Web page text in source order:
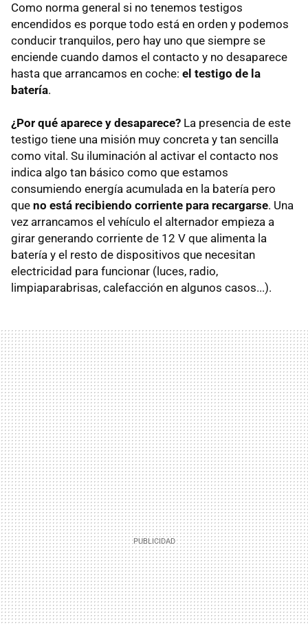
Como norma general si no tenemos testigos
encendidos es porque todo está en orden y podemos
conducir tranquilos, pero hay uno que siempre se
enciende cuando damos el contacto y no desaparece
hasta que arrancamos en coche: el testigo de la
batería.
¿Por qué aparece y desaparece? La presencia de este
testigo tiene una misión muy concreta y tan sencilla
como vital. Su iluminación al activar el contacto nos
indica algo tan básico como que estamos
consumiendo energía acumulada en la batería pero
que no está recibiendo corriente para recargarse. Una
vez arrancamos el vehículo el alternador empieza a
girar generando corriente de 12 V que alimenta la
batería y el resto de dispositivos que necesitan
electricidad para funcionar (luces, radio,
limpiaparabrisas, calefacción en algunos casos...).